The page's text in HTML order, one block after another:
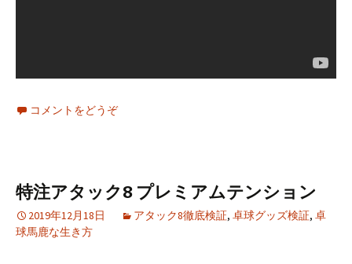
コメントをどうぞ
特注アタック8 プレミアムテンション
2019年12月18日 アタック8徹底検証, 卓球グッズ検証, 卓
球馬鹿な生き方